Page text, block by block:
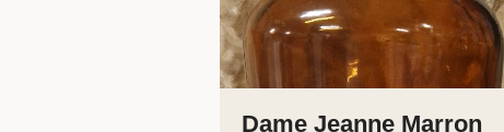
Dame Jeanne Marron